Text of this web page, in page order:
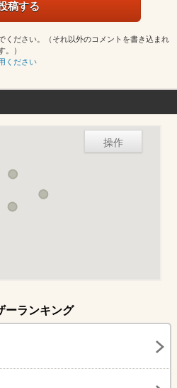
ください。（それ以外のコメントを書き込まれ
。）
ください
操作
ーランキング